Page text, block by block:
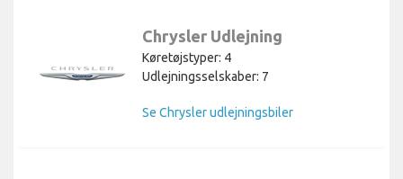
Chrysler Udlejning
Køretøjstyper: 4
Udlejningsselskaber: 7
Se Chrysler udlejningsbiler